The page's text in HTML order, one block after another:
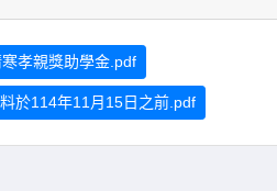
孝親獎助學金.pdf
於114年11月15日之前.pdf